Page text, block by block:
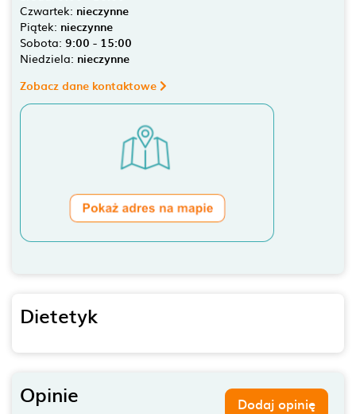
Czwartek: nieczynne
Piątek: nieczynne
Sobota: 9:00 - 15:00
Niedziela: nieczynne
Zobacz dane kontaktowe
Dietetyk
Opinie Dodaj opinię